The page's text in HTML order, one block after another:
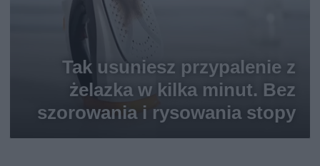
Tak usuniesz przypalenie z
żelazka w kilka minut. Bez
szorowania i rysowania stopy